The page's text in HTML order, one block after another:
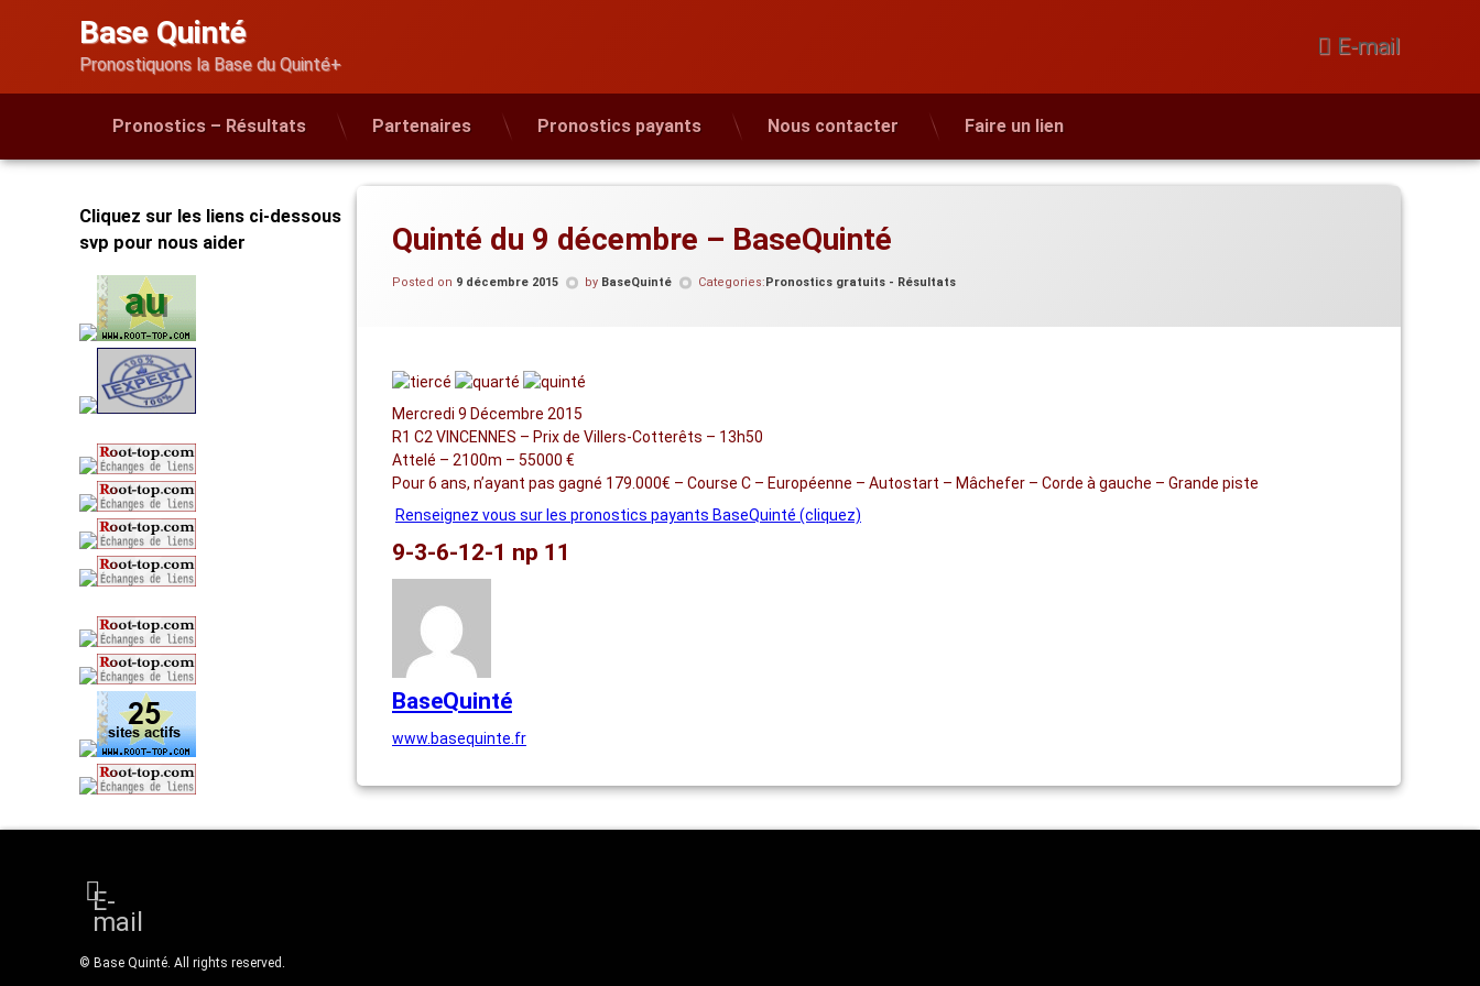
Base Quinté
Pronostiquons la Base du Quinté+
E-mail
Pronostics – Résultats Partenaires Pronostics payants Nous contacter Faire un lien
Quinté du 9 décembre – BaseQuinté
Posted on 9 décembre 2015 by BaseQuinté Categories:Pronostics gratuits - Résultats
Mercredi 9 Décembre 2015
R1 C2 VINCENNES – Prix de Villers-Cotterêts – 13h50
Attelé – 2100m – 55000 €
Pour 6 ans, n’ayant pas gagné 179.000€ – Course C – Européenne – Autostart – Mâchefer – Corde à gauche – Grande piste
Renseignez vous sur les pronostics payants BaseQuinté (cliquez)
9-3-6-12-1 np 11
BaseQuinté
www.basequinte.fr
Cliquez sur les liens ci-dessous
svp pour nous aider
E-
mail
© Base Quinté. All rights reserved.